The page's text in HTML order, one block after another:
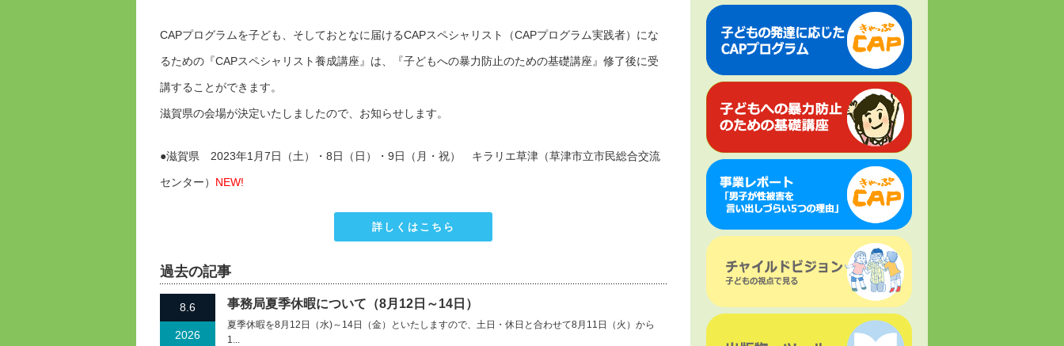
CAPプログラムを子ども、そしておとなに届けるCAPスペシャリスト（CAPプログラム実践者）にな
るための『CAPスペシャリスト養成講座』は、『子どもへの暴力防止のための基礎講座』修了後に受
講することができます。
滋賀県の会場が決定いたしましたので、お知らせします。
●滋賀県 2023年1月7日（土）・8日（日）・9日（月・祝） キラリエ草津（草津市立市民総合交流
センター） NEW!
詳しくはこちら
過去の記事
8.6
2026
事務局夏季休暇について（8月12日～14日）
夏季休暇を8月12日（水)～14日（金）といたしますので、土日・休日と合わせて8月11日（火）から
1...